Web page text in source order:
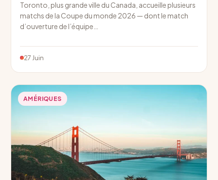
Toronto, plus grande ville du Canada, accueille plusieurs
matchs de la Coupe du monde 2026 — dont le match
d’ouverture de l’équipe…
27 Juin
AMÉRIQUES